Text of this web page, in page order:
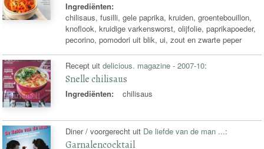
Ingrediënten:
chilisaus, fusilli, gele paprika, kruiden, groentebouillon,
knoflook, kruidige varkensworst, olijfolie, paprikapoeder,
pecorino, pomodori uit blik, ui, zout en zwarte peper
Recept uitdelicious. magazine - 2007-10:
Snelle chilisaus
Ingrediënten: chilisaus
Diner / voorgerecht uit De liefde van de man ...:
Garnalencocktail